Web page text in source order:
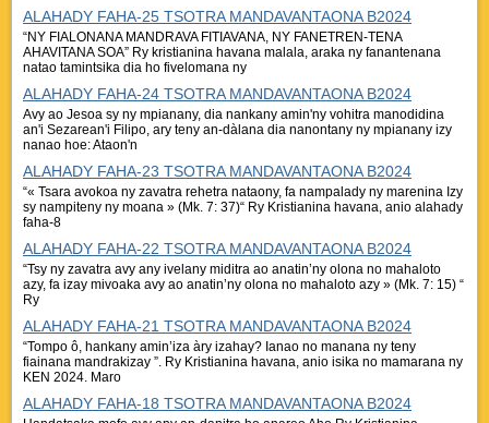
ALAHADY FAHA-25 TSOTRA MANDAVANTAONA B2024
“NY FIALONANA MANDRAVA FITIAVANA, NY FANETREN-TENA
AHAVITANA SOA” Ry kristianina havana malala, araka ny fanantenana
natao tamintsika dia ho fivelomana ny
ALAHADY FAHA-24 TSOTRA MANDAVANTAONA B2024
Avy ao Jesoa sy ny mpianany, dia nankany amin'ny vohitra manodidina
an'i Sezarean'i Filipo, ary teny an-dàlana dia nanontany ny mpianany izy
nanao hoe: Ataon'n
ALAHADY FAHA-23 TSOTRA MANDAVANTAONA B2024
“« Tsara avokoa ny zavatra rehetra nataony, fa nampalady ny marenina Izy
sy nampiteny ny moana » (Mk. 7: 37)“ Ry Kristianina havana, anio alahady
faha-8
ALAHADY FAHA-22 TSOTRA MANDAVANTAONA B2024
“Tsy ny zavatra avy any ivelany miditra ao anatin’ny olona no mahaloto
azy, fa izay mivoaka avy ao anatin’ny olona no mahaloto azy » (Mk. 7: 15) “
Ry
ALAHADY FAHA-21 TSOTRA MANDAVANTAONA B2024
“Tompo ô, hankany amin’iza àry izahay? Ianao no manana ny teny
fiainana mandrakizay ”. Ry Kristianina havana, anio isika no mamarana ny
KEN 2024. Maro
ALAHADY FAHA-18 TSOTRA MANDAVANTAONA B2024